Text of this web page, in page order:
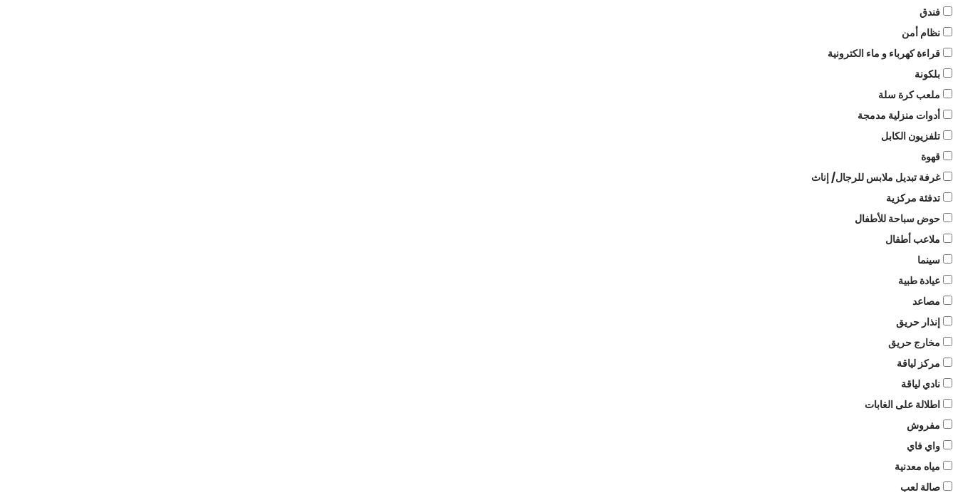
فندق
نظام أمن
قراءة كهرباء و ماء الكترونية
بلكونة
ملعب كرة سلة
أدوات منزلية مدمجة
تلفزيون الكابل
قهوة
غرفة تبديل ملابس للرجال/ إناث
تدفئة مركزية
حوض سباحة للأطفال
ملاعب أطفال
سينما
عيادة طبية
مصاعد
إنذار حريق
مخارج حريق
مركز لياقة
نادي لياقة
اطلالة على الغابات
مفروش
واي فاي
مياه معدنية
صالة لعب